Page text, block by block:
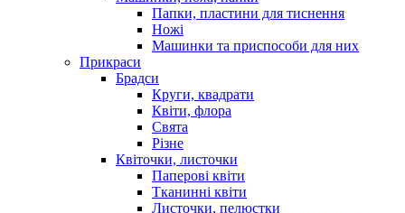
Папки, пластини для тиснення
Ножі
Машинки та приспособи для них
Прикраси
Брадси
Круги, квадрати
Квіти, флора
Свята
Різне
Квіточки, листочки
Паперові квіти
Тканинні квіти
Листочки, пелюстки